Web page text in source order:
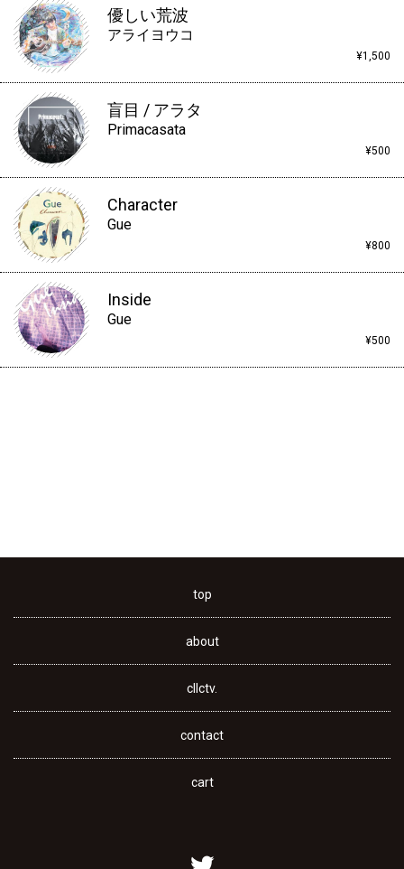
優しい荒波
アライヨウコ
¥1,500
盲目 / アラタ
Primacasata
¥500
Character
Gue
¥800
Inside
Gue
¥500
top
about
cllctv.
contact
cart